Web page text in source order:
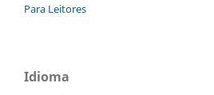
Para Leitores
Idioma